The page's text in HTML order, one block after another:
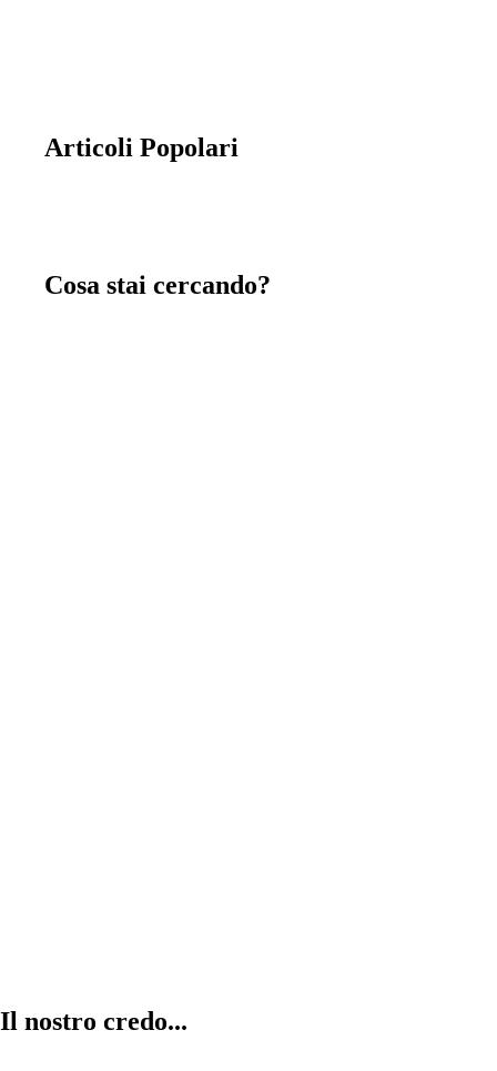
Articoli Popolari
Cosa stai cercando?
Il nostro credo...